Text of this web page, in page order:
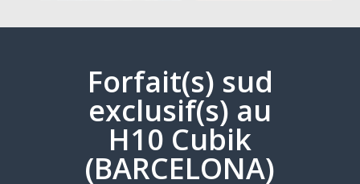
Forfait(s) sud
exclusif(s) au
H10 Cubik
(BARCELONA)